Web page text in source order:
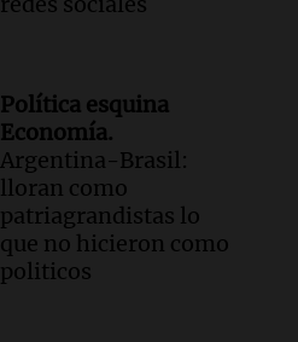
Política esquina
Economía.
Argentina-Brasil:
lloran como
patriagrandistas lo
que no hicieron como
politicos